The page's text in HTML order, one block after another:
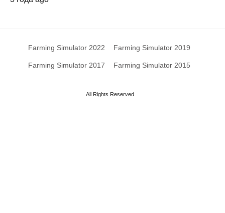
Farming Simulator 2022 Farming Simulator 2019
Farming Simulator 2017 Farming Simulator 2015
All Rights Reserved